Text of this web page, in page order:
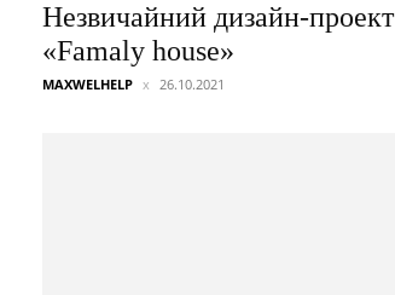
Незвичайний дизайн-проект
«Famaly house»
MAXWELHELP 26.10.2021